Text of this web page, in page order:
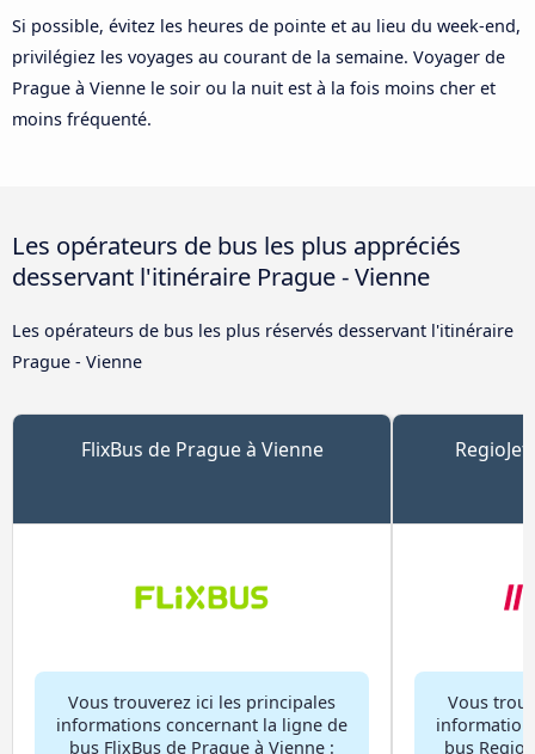
Si possible, évitez les heures de pointe et au lieu du week-end,
privilégiez les voyages au courant de la semaine. Voyager de
Prague à Vienne le soir ou la nuit est à la fois moins cher et
moins fréquenté.
Les opérateurs de bus les plus appréciés
desservant l'itinéraire Prague - Vienne
Les opérateurs de bus les plus réservés desservant l'itinéraire
Prague - Vienne
FlixBus de Prague à Vienne
Vous trouverez ici les principales
informations concernant la ligne de
bus FlixBus de Prague à Vienne :
Vous
bus